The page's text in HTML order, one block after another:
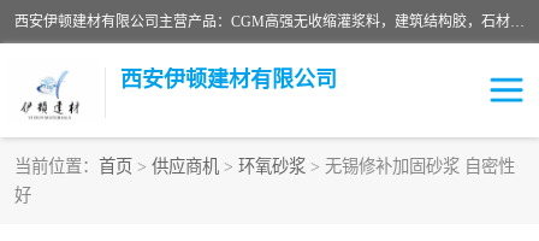
西安伊顿建材有限公司主营产品：CGM高强无收缩灌浆料，建筑结构胶，石材粘合剂，柔性防水材料，环氧修补砂浆等在各个行业得到了客户认可。
西安伊顿建材有限公司
当前位置： 首页 > 供应商机 > 环氧砂浆 > 无锡修补加固砂浆 自密性
好